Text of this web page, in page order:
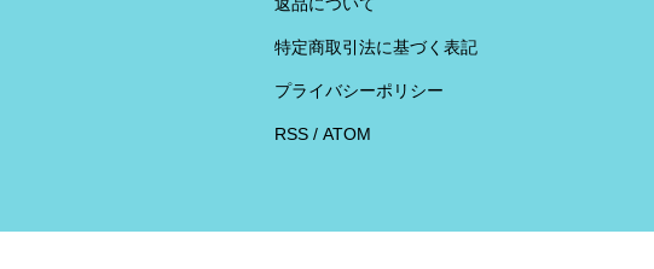
返品について
特定商取引法に基づく表記
プライバシーポリシー
RSS/ ATOM